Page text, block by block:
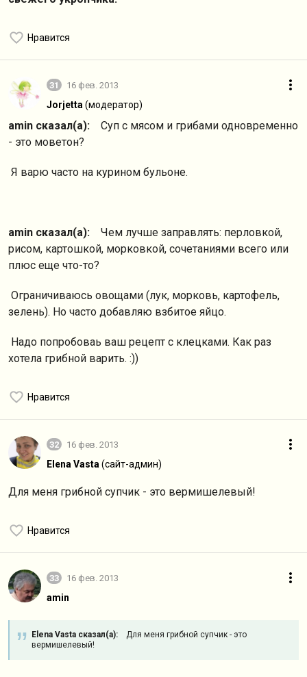
Нравится
31 16 фев. 2013
Jorjetta (модератор)
amin сказал(а): Суп с мясом и грибами одновременно
- это моветон?
Я варю часто на курином бульоне.
amin сказал(а): Чем лучше заправлять: перловкой,
рисом, картошкой, морковкой, сочетаниями всего или
плюс еще что-то?
Ограничиваюсь овощами (лук, морковь, картофель,
зелень). Но часто добавляю взбитое яйцо.
Надо попробоваь ваш рецепт с клецками. Как раз
хотела грибной варить. :))
Нравится
32 16 фев. 2013
Elena Vasta (сайт-админ)
Для меня грибной супчик - это вермишелевый!
Нравится
33 16 фев. 2013
amin
Elena Vasta сказал(а): Для меня грибной супчик - это
вермишелевый!